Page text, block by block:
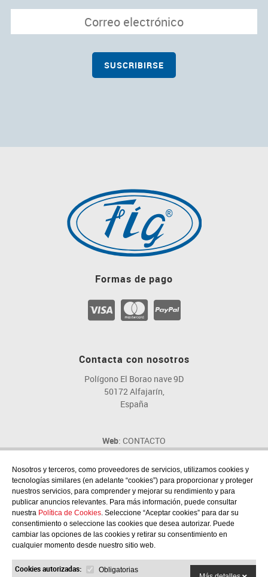
Formas de pago
Contacta con nosotros
Polígono El Borao nave 9D
50172 Alfajarín,
España
Web: CONTACTO
Email: fig@fig.es
Teléfono: 976 107 046
Síguenos en las redes sociales
Nosotros y terceros, como proveedores de servicios, utilizamos cookies y
tecnologías similares (en adelante “cookies”) para proporcionar y proteger
nuestros servicios, para comprender y mejorar su rendimiento y para
publicar anuncios relevantes. Para más información, puede consultar
nuestra Política de Cookies. Seleccione “Aceptar cookies” para dar su
consentimiento o seleccione las cookies que desea autorizar. Puede
cambiar las opciones de las cookies y retirar su consentimiento en
cualquier momento desde nuestro sitio web.
Cookies autorizadas:
Obligatorias